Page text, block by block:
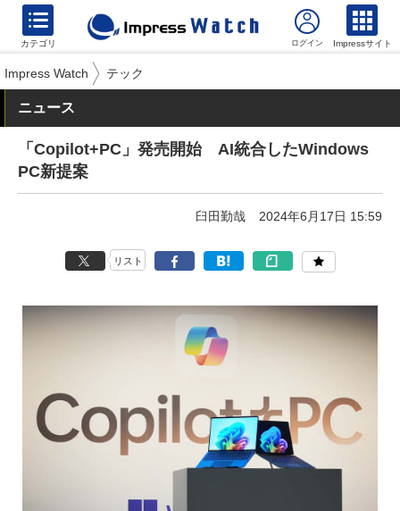
カテゴリ Impressサイト
Impress Watch テック
ニュース
「Copilot+PC」発売開始 AI統合したWindows
PC新提案
臼田勤哉 2024年6月17日 15:59
リスト